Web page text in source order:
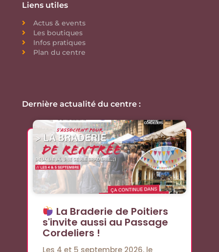
Liens utiles
Actus & events
Les boutiques
Infos pratiques
Plan du centre
Dernière actualité du centre :
La Braderie de Poitiers
s'invite aussi au Passage
Cordeliers !
Les 4 et 5 septembre 2026, le